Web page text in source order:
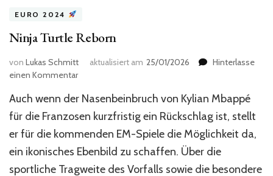
EURO 2024
Ninja Turtle Reborn
von Lukas Schmitt aktualisiert am 25/01/2026
Hinterlasse
einen Kommentarzu
Turtle
Reborn
Auch wenn der Nasenbeinbruch von Kylian Mbappé
für die Franzosen kurzfristig ein Rückschlag ist, stellt
er für die kommenden EM-Spiele die Möglichkeit da,
ein ikonisches Ebenbild zu schaffen. Über die
sportliche Tragweite des Vorfalls sowie die besondere